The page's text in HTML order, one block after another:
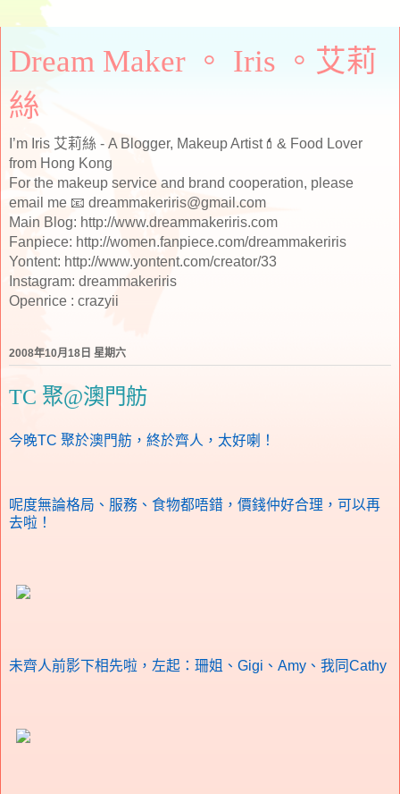
Dream Maker 。 Iris 。艾莉
絲
I’m Iris 艾莉絲 - A Blogger, Makeup Artist💄& Food Lover
from Hong Kong
For the makeup service and brand cooperation, please
email me 📧 dreammakeriris@gmail.com
Main Blog: http://www.dreammakeriris.com
Fanpiece: http://women.fanpiece.com/dreammakeriris
Yontent: http://www.yontent.com/creator/33
Instagram: dreammakeriris
Openrice : crazyii
2008年10月18日 星期六
TC 聚@澳門舫
今晚TC 聚於澳門舫，終於齊人，太好喇！
呢度無論格局、服務、食物都唔錯，價錢仲好合理，可以再
去啦！
未齊人前影下相先啦，左起：珊姐、Gigi、Amy、我同Cathy